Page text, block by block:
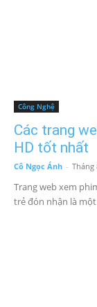
Công Nghệ
Các trang
HD tốt nhất
Cô Ngọc Ánh - Tháng
Trang web xem
trẻ đón nhận là